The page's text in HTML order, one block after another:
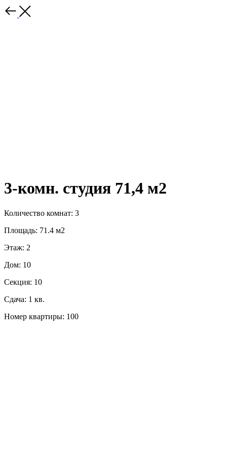
3-комн. студия 71,4 м2
Количество комнат: 3
Площадь: 71.4 м2
Этаж: 2
Дом: 10
Секция: 10
Сдача: 1 кв.
Номер квартиры: 100